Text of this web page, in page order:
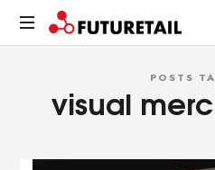
FUTURETAIL
e
relazioni.
viaggio
POSTS
visual